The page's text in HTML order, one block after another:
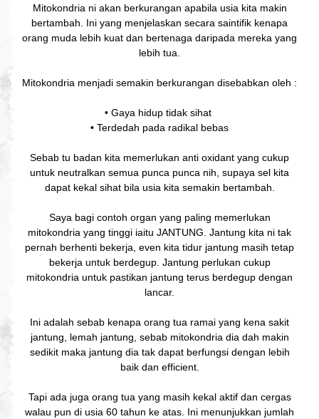
Mitokondria ni akan berkurangan apabila usia kita makin
bertambah. Ini yang menjelaskan secara saintifik kenapa
orang muda lebih kuat dan bertenaga daripada mereka yang
lebih tua.
Mitokondria menjadi semakin berkurangan disebabkan oleh :
• Gaya hidup tidak sihat
• Terdedah pada radikal bebas
Sebab tu badan kita memerlukan anti oxidant yang cukup
untuk neutralkan semua punca punca nih, supaya sel kita
dapat kekal sihat bila usia kita semakin bertambah.
Saya bagi contoh organ yang paling memerlukan
mitokondria yang tinggi iaitu JANTUNG. Jantung kita ni tak
pernah berhenti bekerja, even kita tidur jantung masih tetap
bekerja untuk berdegup. Jantung perlukan cukup
mitokondria untuk pastikan jantung terus berdegup dengan
lancar.
Ini adalah sebab kenapa orang tua ramai yang kena sakit
jantung, lemah jantung, sebab mitokondria dia dah makin
sedikit maka jantung dia tak dapat berfungsi dengan lebih
baik dan efficient.
Tapi ada juga orang tua yang masih kekal aktif dan cergas
walau pun di usia 60 tahun ke atas. Ini menunjukkan jumlah